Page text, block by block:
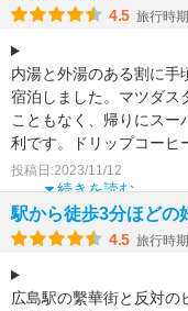
4.5 旅行時
内湯と外湯のある割に手
宿泊しました。マツダス
こともなく、帰りにスー
利です。ドリップコーヒ
広くてパソコンを
続きを読む
投稿日:2023/11/12
駅から徒歩3分ほどの
4.5 旅行時
広島駅の繫華街と反対の